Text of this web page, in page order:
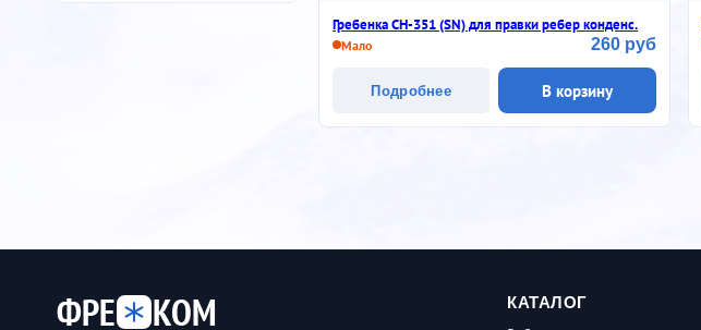
Гребенка СН-351 (SN) для правки ребер конденс.
Мало 260 руб
Подробнее В корзину
ФРЕ КОМ
КАТАЛОГ